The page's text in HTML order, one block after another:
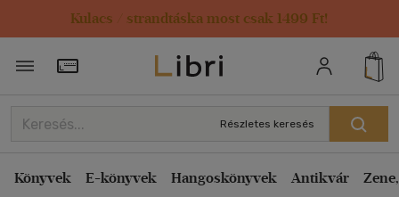
Kulacs / strandtáska most csak 1499 Ft!
Törzsvásárlói Kártya adatai
Részletes keresés
Könyvek E-könyvek Hangoskönyvek Antikvár
Rendezés
Kiadás éve szerint csökkenő
Ár szerint csökkenő